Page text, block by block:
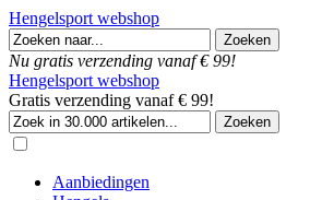
Hengelsport webshop
Nu gratis verzending vanaf € 99!
Hengelsport webshop
Gratis verzending vanaf € 99!
Aanbiedingen